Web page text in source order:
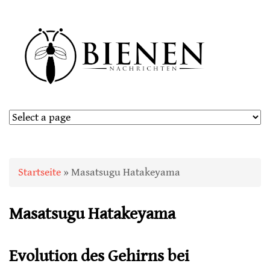
Sie sind hier
Startseite » Masatsugu Hatakeyama
Masatsugu Hatakeyama
Evolution des Gehirns bei